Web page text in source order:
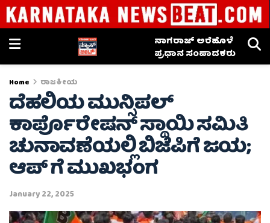
ನಾಗರಾಜ್ ಅರೆಹೊಳೆ
ಪ್ರಧಾನ ಸಂಪಾದಕರು
Home ರಾಜಕೀಯ
ದೆಹಲಿಯ ಮುನ್ಸಿಪಲ್
ಕಾರ್ಪೊರೇಷನ್ ಸ್ಥಾಯಿ ಸಮಿತಿ
ಚುನಾವಣೆಯಲ್ಲಿ ಬಿಜೆಪಿಗೆ ಜಯ;
ಆಪ್ ಗೆ ಮುಖಭಂಗ
January 22, 2025